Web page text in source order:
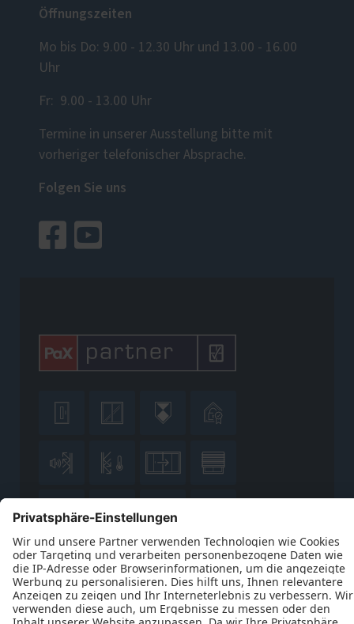
Öffnungszeiten
Mo bis Do: 9.00 - 12.30 Uhr und 13.00 - 16.00
Uhr
Fr: 9.00 - 13.00 Uhr
Termine in unserer Ausstellung bitte mit
vorheriger telefonischer Absprache.
Folgen Sie uns
   
   
  
Datenschutz Impressum Kontakt AGB